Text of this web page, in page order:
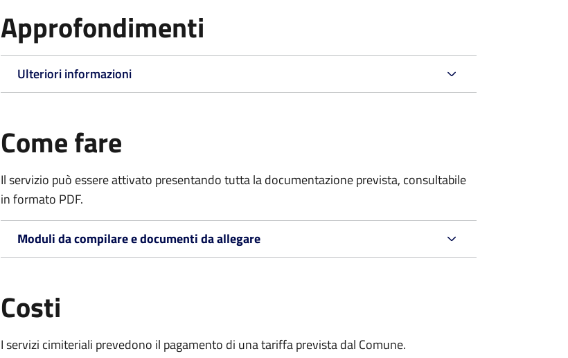
Approfondimenti
Ulteriori informazioni
Come fare
Il servizio può essere attivato presentando tutta la documentazione prevista, consultabile
in formato PDF.
Moduli da compilare e documenti da allegare
Costi
I servizi cimiteriali prevedono il pagamento di una tariffa prevista dal Comune.